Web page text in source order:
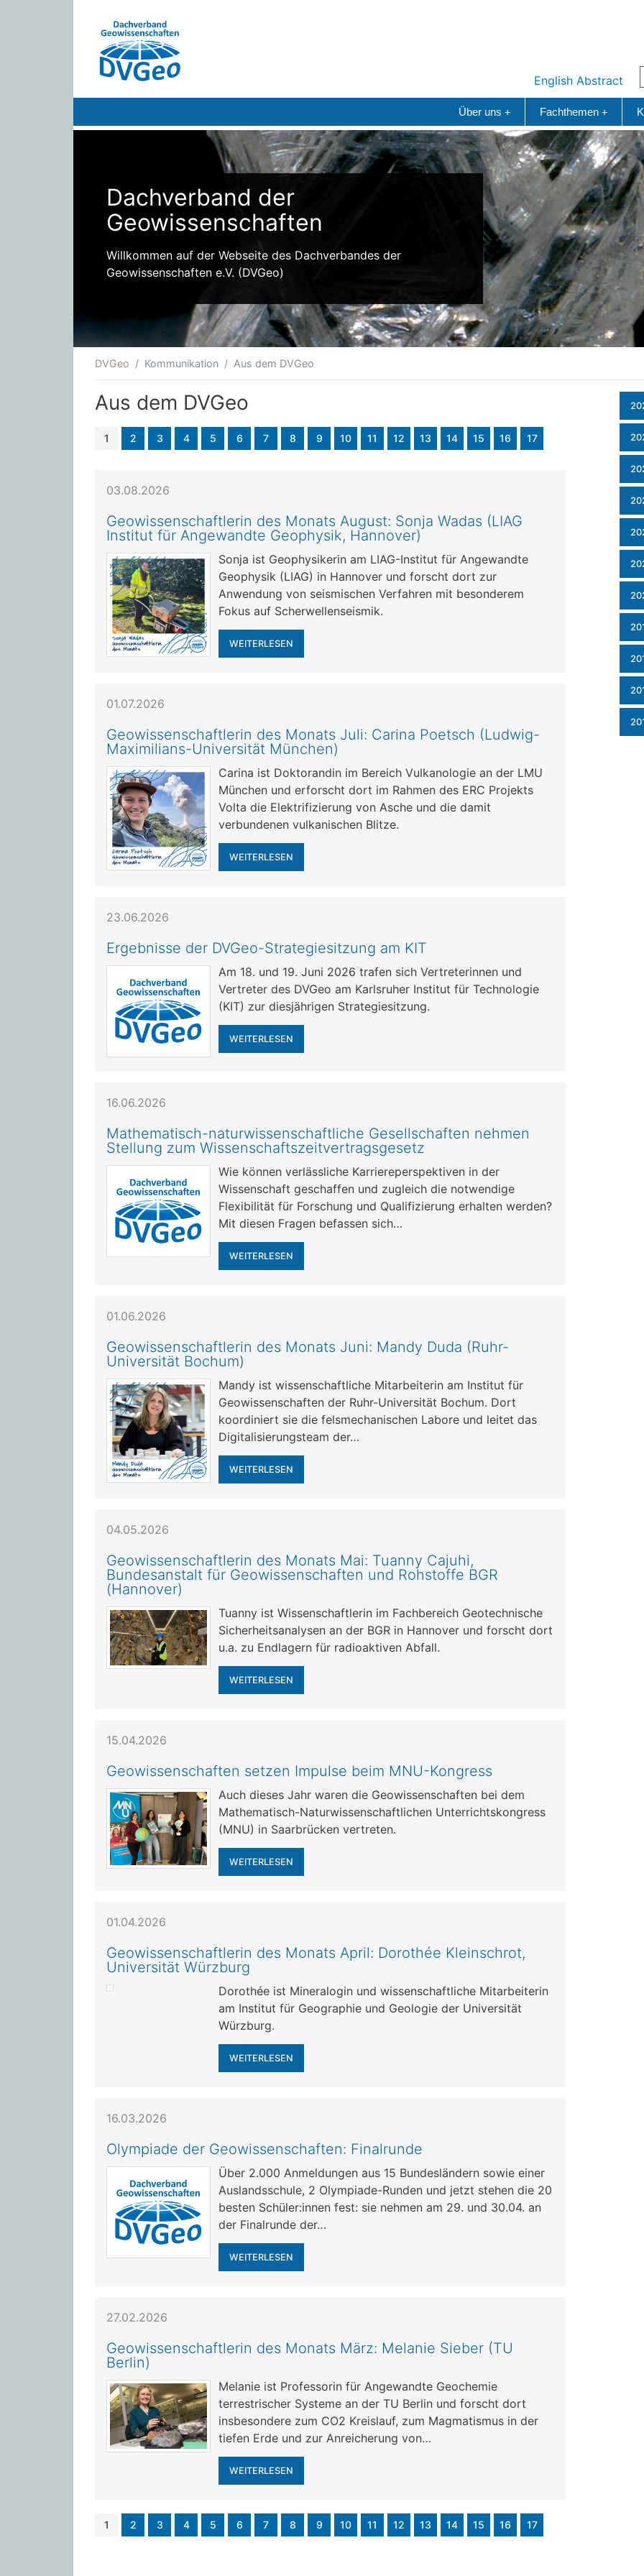
English Abstract
+
Über uns +
Fachthemen
Dachverband der
Geowissenschaften
Willkommen auf der Webseite des Dachverbandes der
Geowissenschaften e.V. (DVGeo)
DVGeo Kommunikation Aus dem DVGeo
Aus dem DVGeo
1 2 3 4 5 6 7 8 9 10 11 12 13 14 15 16 17
03.08.2026
Geowissenschaftlerin des Monats August: Sonja Wadas (LIAG
Institut für Angewandte Geophysik, Hannover)
Sonja ist Geophysikerin am LIAG-Institut für Angewandte
Geophysik (LIAG) in Hannover und forscht dort zur
Anwendung von seismischen Verfahren mit besonderem
Fokus auf Scherwellenseismik.
WEITERLESEN
01.07.2026
Geowissenschaftlerin des Monats Juli: Carina Poetsch (Ludwig-
Maximilians-Universität München)
Carina ist Doktorandin im Bereich Vulkanologie an der LMU
München und erforscht dort im Rahmen des ERC Projekts
Volta die Elektrifizierung von Asche und die damit
verbundenen vulkanischen Blitze.
WEITERLESEN
23.06.2026
Ergebnisse der DVGeo-Strategiesitzung am KIT
Am 18. und 19. Juni 2026 trafen sich Vertreterinnen und
Vertreter des DVGeo am Karlsruher Institut für Technologie
(KIT) zur diesjährigen Strategiesitzung.
WEITERLESEN
16.06.2026
Mathematisch-naturwissenschaftliche Gesellschaften nehmen
Stellung zum Wissenschaftszeitvertragsgesetz
Wie können verlässliche Karriereperspektiven in der
Wissenschaft geschaffen und zugleich die notwendige
Flexibilität für Forschung und Qualifizierung erhalten werden?
Mit diesen Fragen befassen sich…
WEITERLESEN
01.06.2026
Geowissenschaftlerin des Monats Juni: Mandy Duda (Ruhr-
Universität Bochum)
Mandy ist wissenschaftliche Mitarbeiterin am Institut für
Geowissenschaften der Ruhr-Universität Bochum. Dort
koordiniert sie die felsmechanischen Labore und leitet das
Digitalisierungsteam der…
WEITERLESEN
04.05.2026
Geowissenschaftlerin des Monats Mai: Tuanny Cajuhi,
Bundesanstalt für Geowissenschaften und Rohstoffe BGR
(Hannover)
Tuanny ist Wissenschaftlerin im Fachbereich Geotechnische
Sicherheitsanalysen an der BGR in Hannover und forscht dort
u.a. zu Endlagern für radioaktiven Abfall.
WEITERLESEN
15.04.2026
Geowissenschaften setzen Impulse beim MNU-Kongress
Auch dieses Jahr waren die Geowissenschaften bei dem
Mathematisch-Naturwissenschaftlichen Unterrichtskongress
(MNU) in Saarbrücken vertreten.
WEITERLESEN
01.04.2026
Geowissenschaftlerin des Monats April: Dorothée Kleinschrot,
Universität Würzburg
Dorothée ist Mineralogin und wissenschaftliche Mitarbeiterin
am Institut für Geographie und Geologie der Universität
Würzburg.
WEITERLESEN
16.03.2026
Olympiade der Geowissenschaften: Finalrunde
Über 2.000 Anmeldungen aus 15 Bundesländern sowie einer
Auslandsschule, 2 Olympiade-Runden und jetzt stehen die 20
besten Schüler:innen fest: sie nehmen am 29. und 30.04. an
der Finalrunde der…
WEITERLESEN
27.02.2026
Geowissenschaftlerin des Monats März: Melanie Sieber (TU
Berlin)
Melanie ist Professorin für Angewandte Geochemie
terrestrischer Systeme an der TU Berlin und forscht dort
insbesondere zum CO2 Kreislauf, zum Magmatismus in der
tiefen Erde und zur Anreicherung von…
WEITERLESEN
1 2 3 4 5 6 7 8 9 10 11 12 13 14 15 16 17